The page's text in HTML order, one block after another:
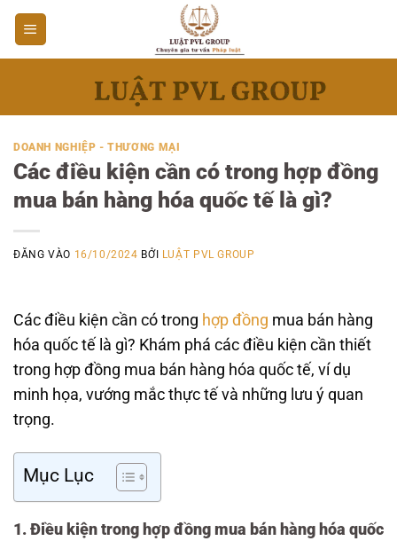
Bỏ
qua
nội
DOANH NGHIỆP - THƯƠNG MẠI
Các điều kiện cần có trong hợp đồng
mua bán hàng hóa quốc tế là gì?
ĐĂNG VÀO 16/10/2024 BỞI LUẬT PVL GROUP
Các điều kiện cần có trong hợp đồng mua bán hàng
hóa quốc tế là gì? Khám phá các điều kiện cần thiết
trong hợp đồng mua bán hàng hóa quốc tế, ví dụ
minh họa, vướng mắc thực tế và những lưu ý quan
trọng.
Mục Lục
1. Điều kiện trong hợp đồng mua bán hàng hóa quốc